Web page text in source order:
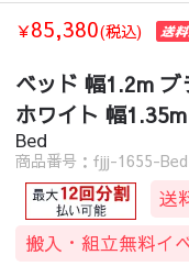
￥85,380(税込)
ベッド 幅1.2m
ホワイト 幅
Bed
商品番号：fjjj-1655-
送
搬入・組立無料イ